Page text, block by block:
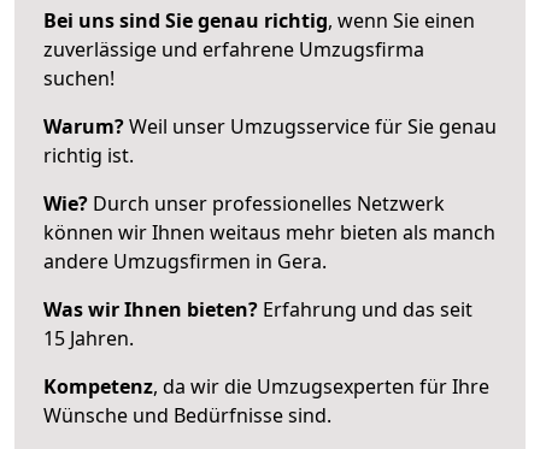
Bei uns sind Sie genau richtig, wenn Sie einen
zuverlässige und erfahrene Umzugsfirma
suchen!
Warum?Weil unser Umzugsservice für Sie genau
richtig ist.
Wie? Durch unser professionelles Netzwerk
können wir Ihnen weitaus mehr bieten als manch
andere Umzugsfirmen in Gera.
Was wir Ihnen bieten? Erfahrung und das seit
15 Jahren.
Kompetenz, da wir die Umzugsexperten für Ihre
Wünsche und Bedürfnisse sind.